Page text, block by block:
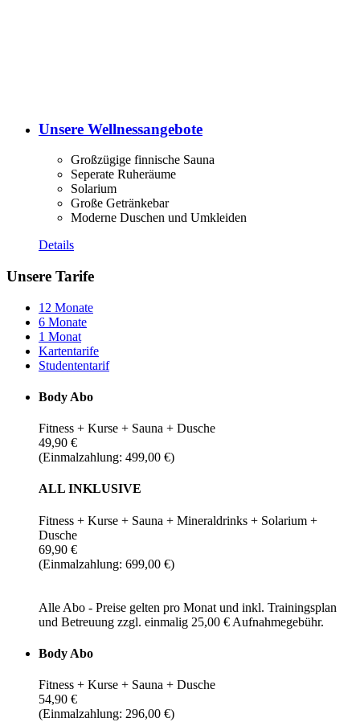
Unsere Wellnessangebote
Großzügige finnische Sauna
Seperate Ruheräume
Solarium
Große Getränkebar
Moderne Duschen und Umkleiden
Details
Unsere Tarife
12 Monate
6 Monate
1 Monat
Kartentarife
Studententarif
Body Abo
Fitness + Kurse + Sauna + Dusche
49,90 €
(Einmalzahlung: 499,00 €)
ALL INKLUSIVE
Fitness + Kurse + Sauna + Mineraldrinks + Solarium +
Dusche
69,90 €
(Einmalzahlung: 699,00 €)
Alle Abo - Preise gelten pro Monat und inkl. Trainingsplan
und Betreuung zzgl. einmalig 25,00 € Aufnahmegebühr.
Body Abo
Fitness + Kurse + Sauna + Dusche
54,90 €
(Einmalzahlung: 296,00 €)